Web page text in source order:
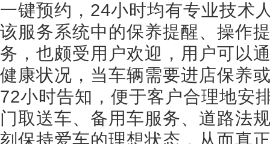
一键预约，24小时均有专业技术
该服务系统中的保养提醒、操作
务，也颇受用户欢迎，用户可以
健康状况，当车辆需要进店保养
72小时告知，便于客户合理地安
门取送车、备用车服务、道路法
刻保持爱车的理想状态，从而真